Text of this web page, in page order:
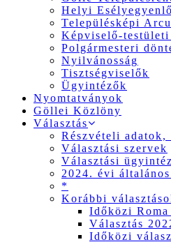
Helyi
Településképi
Képviselő-
Polgármesteri
Nyilvánosság
Tisztségviselők
Ügyintézők
Nyomtatványok
Göllei Közlöny
Választás
Részvételi adatok,
Választási szervek
Választási
2024. évi
*
Korábbi
Időközi
Választás
Időközi